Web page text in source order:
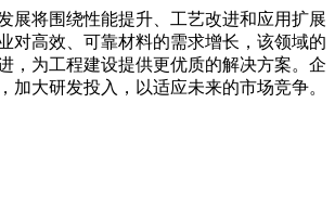
展将围绕性能提升、工艺改进和应用扩展
对高效、可靠材料的需求增长，该领域的
，为工程建设提供更优质的解决方案。企
加大研发投入，以适应未来的市场竞争。